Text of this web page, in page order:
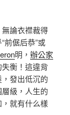
論衣襟裁得
前倨后恭”或
明， 辦公家
衡！這違背
發出低沉的
級，人生的
就有什么樣